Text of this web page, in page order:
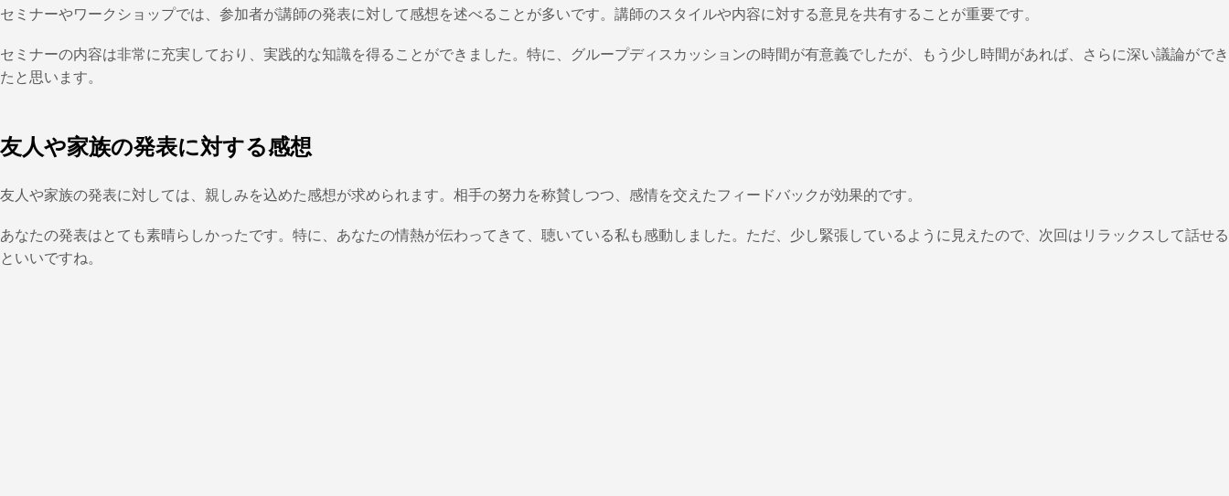
セミナーやワークショップでは、参加者が講師の発表に対して感想を述べることが多いです。講師のスタイルや内容に対する意見を共有することが重要です。
セミナーの内容は非常に充実しており、実践的な知識を得ることができました。特に、グループディスカッションの時間が有意義でしたが、もう少し時間があれば、さらに深い議論ができ
たと思います。
友人や家族の発表に対する感想
友人や家族の発表に対しては、親しみを込めた感想が求められます。相手の努力を称賛しつつ、感情を交えたフィードバックが効果的です。
あなたの発表はとても素晴らしかったです。特に、あなたの情熱が伝わってきて、聴いている私も感動しました。ただ、少し緊張しているように見えたので、次回はリラックスして話せる
といいですね。